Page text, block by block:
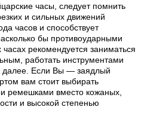
часы, следует помнить
и сильных движений
часов и способствует
бы противоударными
рекомендуется заниматься
работать инструментами
далее. Если Вы — заядлый
вам стоит выбирать
ремешками вместо кожаных,
и высокой степенью